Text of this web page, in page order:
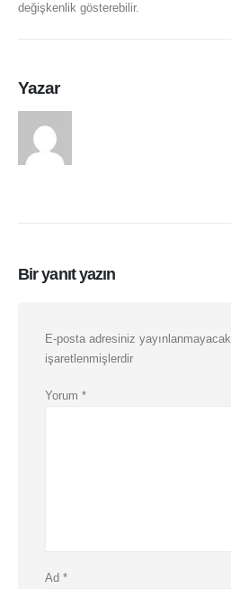
değişkenlik gösterebilir.
Yazar
Bir yanıt yazın
E-posta adresiniz yayınlanmayacak.
işaretlenmişlerdir
Yorum *
Ad *